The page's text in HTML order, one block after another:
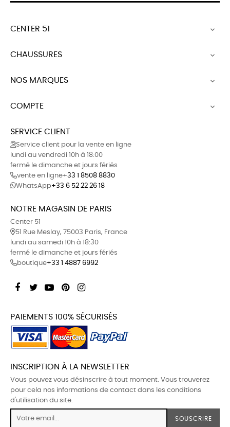
CENTER 51 
CHAUSSURES 
NOS MARQUES 
COMPTE 
SERVICE CLIENT
Service client pour la vente en ligne
lundi au vendredi 10h à 18:00
fermé le dimanche et jours fériés
vente en ligne+33 1 8508 8830
WhatsApp+33 6 52 22 26 18
NOTRE MAGASIN DE PARIS
Center 51
51 Rue Meslay, 75003 Paris, France
lundi au samedi 10h à 18:30
fermé le dimanche et jours fériés
boutique+33 1 4887 6992
Facebook
TwitterYouTubePinterest
PAIEMENTS 100% SÉCURISÉS
INSCRIPTION À LA NEWSLETTER
Vous pouvez vous désinscrire à tout moment. Vous trouverez
pour cela nos informations de contact dans les conditions
d'utilisation du site.
SOUSCRIRE